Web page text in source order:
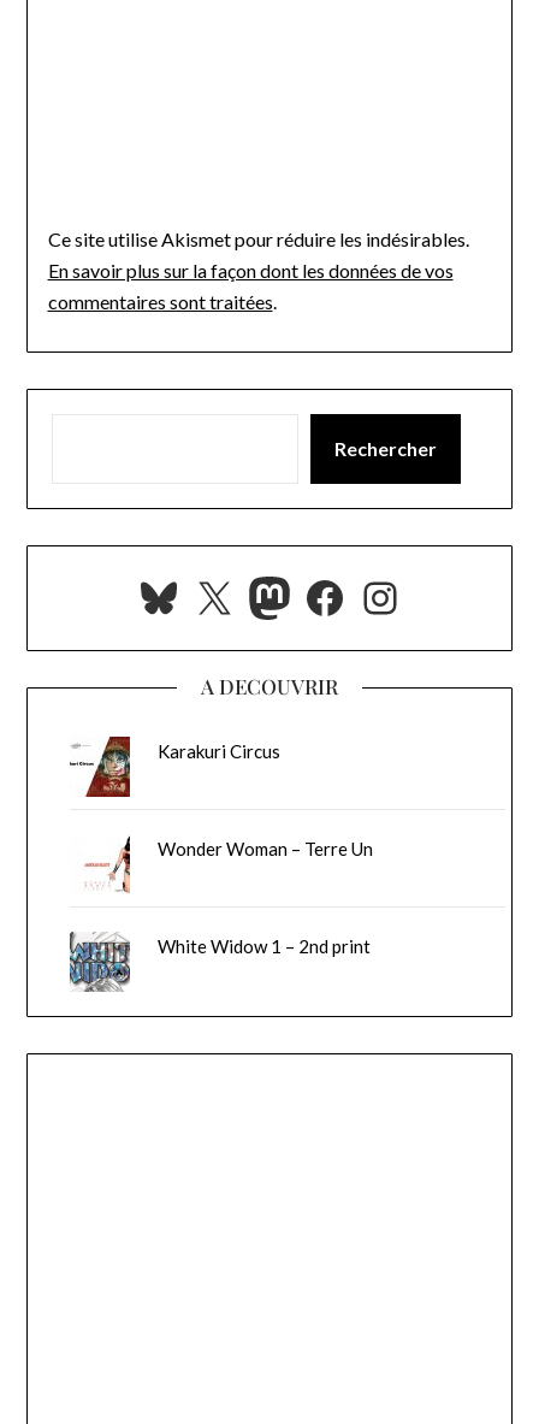
Ce site utilise Akismet pour réduire les indésirables.
En savoir plus sur la façon dont les données de vos
commentaires sont traitées.
Rechercher
Bluesky
X Mastodon
Facebook
A DECOUVRIR
Karakuri Circus
Wonder Woman – Terre Un
White Widow 1 – 2nd print